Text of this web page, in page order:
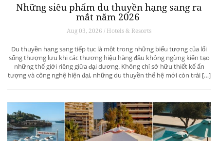
Những siêu phẩm du thuyền hạng sang ra
mắt năm 2026
Aug 03, 2026 / Hotels & Resorts
Du thuyền hạng sang tiếp tục là một trong những biểu tượng của lối
sống thượng lưu khi các thương hiệu hàng đầu không ngừng kiến tạo
những thế giới riêng giữa đại dương. Không chỉ sở hữu thiết kế ấn
tượng và công nghệ hiện đại, những du thuyền thế hệ mới còn trải […]